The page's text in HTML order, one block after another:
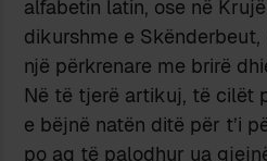
alfabetin latin, ose në
dikurshme e
një përkrenare me brirë
Në të tjerë artikuj, të cilët
e bëjnë natën ditë për t’i
po aq të palodhur ua